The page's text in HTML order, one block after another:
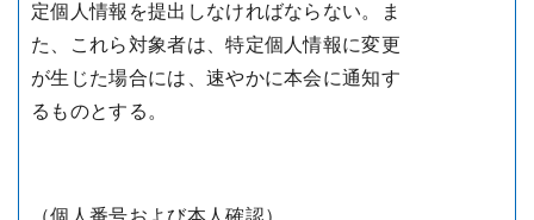
定個人情報を提出しなければならない。ま
た、これら対象者は、特定個人情報に変更
が生じた場合には、速やかに本会に通知す
るものとする。
（個人番号および本人確認）